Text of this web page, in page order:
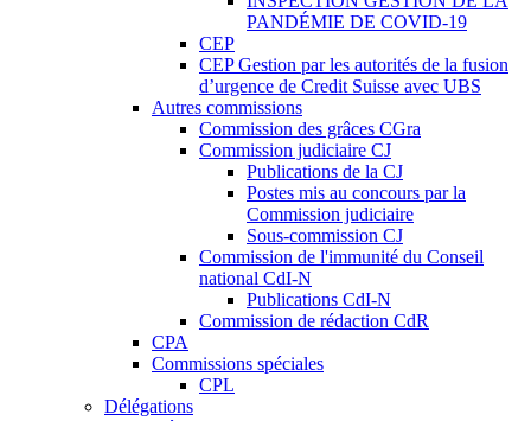
PANDÉMIE DE COVID-19
CEP
CEP Gestion par les autorités de la fusion
d’urgence de Credit Suisse avec UBS
Autres commissions
Commission des grâces CGra
Commission judiciaire CJ
Publications de la CJ
Postes mis au concours par la
Commission judiciaire
Sous-commission CJ
Commission de l'immunité du Conseil
national CdI-N
Publications CdI-N
Commission de rédaction CdR
CPA
Commissions spéciales
CPL
Délégations